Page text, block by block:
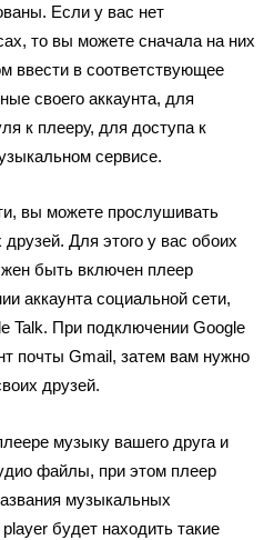
Если у вас нет
то вы можете сначала на них
ввести в соответствующее
своего аккаунта, для
к плееру, для доступа к
сервисе.
вы можете прослушивать
Для этого у вас обоих
быть включен плеер
аккаунта социальной сети,
Talk. При подключении Google
почты Gmail, затем вам нужно
друзей.
музыку вашего друга и
файлы, при этом плеер
музыкальных
будет находить такие